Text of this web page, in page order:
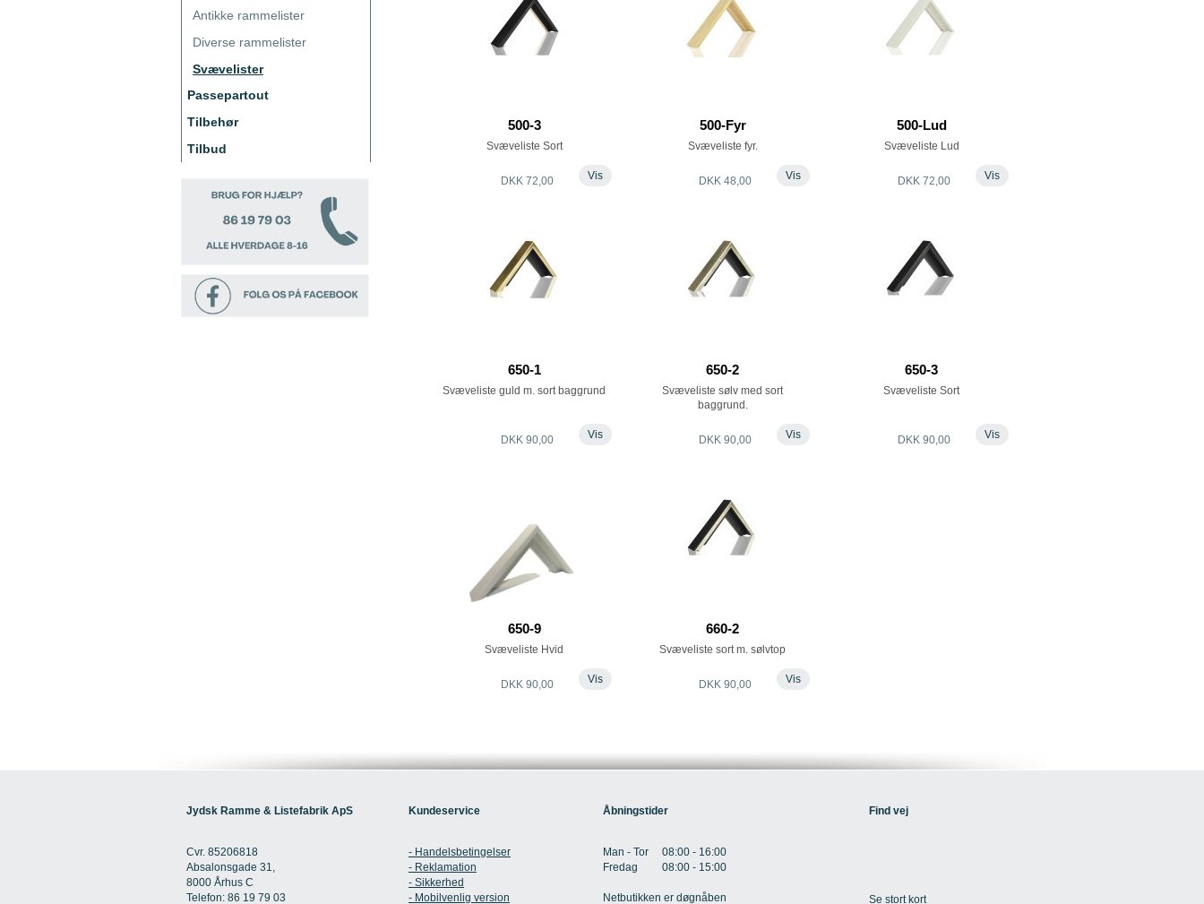
Antikke rammelister
Diverse rammelister
Svævelister
Passepartout
Tilbehør
Tilbud
500-3
Svæveliste Sort
Vis
DKK 72,00
500-Fyr
Svæveliste fyr.
Vis
DKK 48,00
500-Lud
Svæveliste Lud
Vis
DKK 72,00
650-1
Svæveliste guld m. sort baggrund
Vis
DKK 90,00
650-2
Svæveliste sølv med sort
baggrund.
Vis
DKK 90,00
650-3
Svæveliste Sort
Vis
DKK 90,00
650-9
Svæveliste Hvid
Vis
DKK 90,00
660-2
Svæveliste sort m. sølvtop
Vis
DKK 90,00
Jydsk Ramme & Listefabrik ApS
Cvr. 85206818
Absalonsgade 31,
8000 Århus C
Telefon: 86 19 79 03
Kundeservice
- Handelsbetingelser
- Reklamation
- Sikkerhed
- Mobilvenlig version
Åbningstider
Man - Tor 08:00 - 16:00
Fredag 08:00 - 15:00
Netbutikken er døgnåben
Find vej
Se stort kort